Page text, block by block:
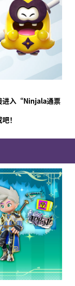
进入“Ninjala通票
！